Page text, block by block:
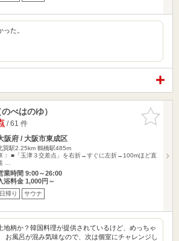
た。
お気に入
りに追加
べはのゆ）
/ 61 件
阪府 / 大阪市東成区
巽駅2.25km 鶴橋駅485m
： ■「玉津３交差点」を右折→すぐに左折→100mほど直
…
業時間 9:00～26:00
浴料金 1,000円～
日帰り サウナ
地柄か？韓国料理が提供されているけど、めっちゃ
お風呂が混み気味なので、次は個室にチャレンジし